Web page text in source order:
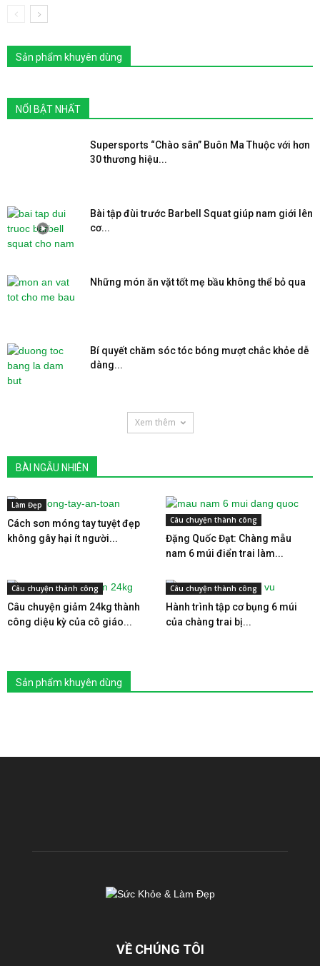
Sản phẩm khuyên dùng
NỔI BẬT NHẤT
Supersports “Chào sân” Buôn Ma Thuộc với hơn
30 thương hiệu...
Bài tập đùi trước Barbell Squat giúp nam giới lên
cơ...
Những món ăn vặt tốt mẹ bầu không thể bỏ qua
Bí quyết chăm sóc tóc bóng mượt chắc khỏe dễ
dàng...
Xem thêm
BÀI NGẪU NHIÊN
Làm Đẹp
Cách sơn móng tay tuyệt đẹp
không gây hại ít người...
Câu chuyện thành công
Đặng Quốc Đạt: Chàng mẫu
nam 6 múi điển trai làm...
Câu chuyện thành công
Câu chuyện giảm 24kg thành
công diệu kỳ của cô giáo...
Câu chuyện thành công
Hành trình tập cơ bụng 6 múi
của chàng trai bị...
Sản phẩm khuyên dùng
VỀ CHÚNG TÔI